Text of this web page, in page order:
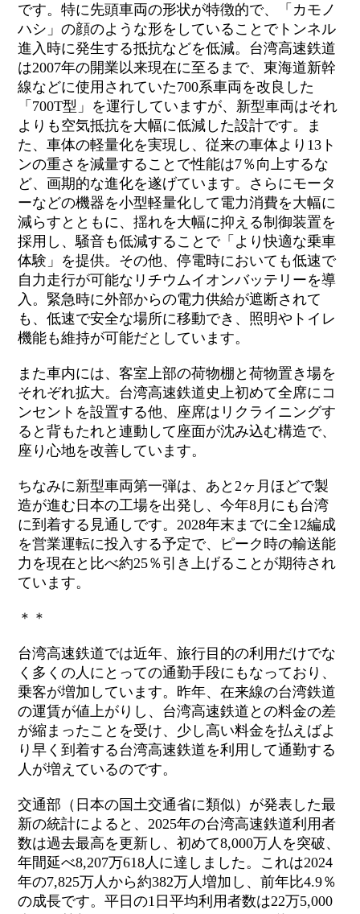
です。特に先頭車両の形状が特徴的で、「カモノ
ハシ」の顔のような形をしていることでトンネル
進入時に発生する抵抗などを低減。台湾高速鉄道
は2007年の開業以来現在に至るまで、東海道新幹
線などに使用されていた700系車両を改良した
「700T型」を運行していますが、新型車両はそれ
よりも空気抵抗を大幅に低減した設計です。ま
た、車体の軽量化を実現し、従来の車体より13ト
ンの重さを減量することで性能は7％向上するな
ど、画期的な進化を遂げています。さらにモータ
ーなどの機器を小型軽量化して電力消費を大幅に
減らすとともに、揺れを大幅に抑える制御装置を
採用し、騒音も低減することで「より快適な乗車
体験」を提供。その他、停電時においても低速で
自力走行が可能なリチウムイオンバッテリーを導
入。緊急時に外部からの電力供給が遮断されて
も、低速で安全な場所に移動でき、照明やトイレ
機能も維持が可能だとしています。
また車内には、客室上部の荷物棚と荷物置き場を
それぞれ拡大。台湾高速鉄道史上初めて全席にコ
ンセントを設置する他、座席はリクライニングす
ると背もたれと連動して座面が沈み込む構造で、
座り心地を改善しています。
ちなみに新型車両第一弾は、あと2ヶ月ほどで製
造が進む日本の工場を出発し、今年8月にも台湾
に到着する見通しです。2028年末までに全12編成
を営業運転に投入する予定で、ピーク時の輸送能
力を現在と比べ約25％引き上げることが期待され
ています。
＊＊
台湾高速鉄道では近年、旅行目的の利用だけでな
く多くの人にとっての通勤手段にもなっており、
乗客が増加しています。昨年、在来線の台湾鉄道
の運賃が値上がりし、台湾高速鉄道との料金の差
が縮まったことを受け、少し高い料金を払えばよ
り早く到着する台湾高速鉄道を利用して通勤する
人が増えているのです。
交通部（日本の国土交通省に類似）が発表した最
新の統計によると、2025年の台湾高速鉄道利用者
数は過去最高を更新し、初めて8,000万人を突破、
年間延べ8,207万618人に達しました。これは2024
年の7,825万人から約382万人増加し、前年比4.9％
の成長です。平日の1日平均利用者数は22万5,000